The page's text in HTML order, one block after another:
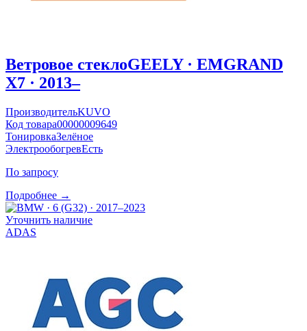
Ветровое стеклоGEELY · EMGRAND
X7 · 2013–
ПроизводительKUVO
Код товара00000009649
ТонировкаЗелёное
ЭлектрообогревЕсть
По запросу
Подробнее →
Уточнить наличие
ADAS